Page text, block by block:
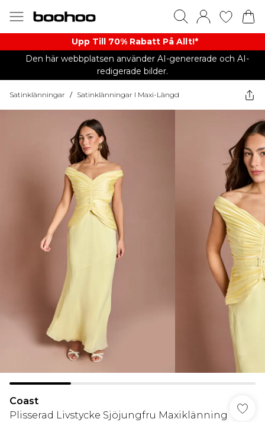
Upp Till 70% Rabatt På Allt!*
Den här webbplatsen använder AI-genererade och AI-
redigerade bilder.
Satinklänningar / Satinklänningar I Maxi-Längd
Coast
Plisserad Livstycke Sjöjungfru Maxiklänning